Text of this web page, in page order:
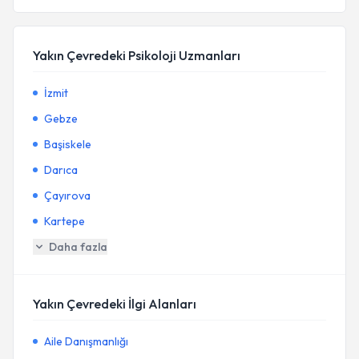
Yakın Çevredeki Psikoloji Uzmanları
İzmit
Gebze
Başiskele
Darıca
Çayırova
Kartepe
Daha fazla
Yakın Çevredeki İlgi Alanları
Aile Danışmanlığı